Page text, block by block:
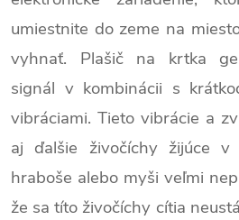
umiestnite do zeme na
vyhnať. Plašič na krtka
signál v kombinácii s
vibráciami. Tieto vibrácie a
aj ďalšie živočíchy žijúce
hraboše alebo myši veľmi
že sa títo živočíchy cítia